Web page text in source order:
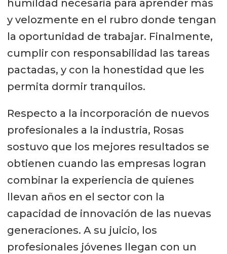
humildad necesaria para aprender más
y velozmente en el rubro donde tengan
la oportunidad de trabajar. Finalmente,
cumplir con responsabilidad las tareas
pactadas, y con la honestidad que les
permita dormir tranquilos.
Respecto a la incorporación de nuevos
profesionales a la industria, Rosas
sostuvo que los mejores resultados se
obtienen cuando las empresas logran
combinar la experiencia de quienes
llevan años en el sector con la
capacidad de innovación de las nuevas
generaciones. A su juicio, los
profesionales jóvenes llegan con un